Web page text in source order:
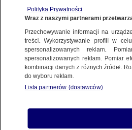
1.02.2021, 12:46
Udostępnij
Ceny srebra skoczyły do
od kilku miesięcy. Według
drobnych inwestorów
tego metalu. Wcześniej ich
akcji sieci sklepów GameStop
Polityka Prywatności
Wraz z naszymi partnerami
Przechowywanie informacji na
treści. Wykorzystywanie profili w
spersonalizowanych reklam.
spersonalizowanych reklam. Pomiar
kombinacji danych z różnych źródeł.
do wyboru reklam.
Lista partnerów (dostawców)